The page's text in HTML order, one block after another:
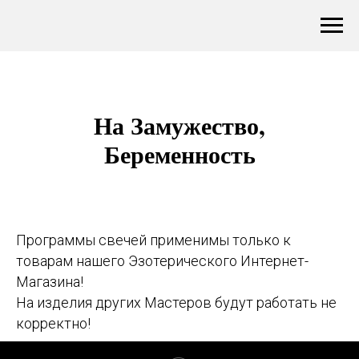
На Замужество,
Беременность
Программы свечей применимы только к
товарам нашего Эзотерического Интернет-
Магазина!
На изделия других Мастеров будут работать не
корректно!